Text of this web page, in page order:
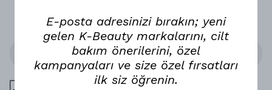
Stoğa Gelince Haber Ver
1000 TL üzeri ücretsiz kargo
E-posta adresinizi bırakın; yeni
gelen K-Beauty markalarını, cilt
bakım önerilerini, özel
kampanyaları ve size özel fırsatları
ilk siz öğrenin.